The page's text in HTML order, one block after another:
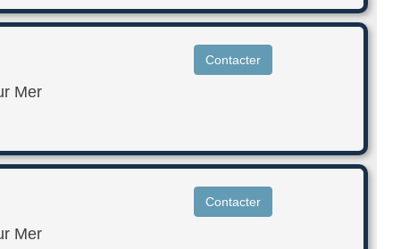
Contacter
Mer
Contacter
Mer